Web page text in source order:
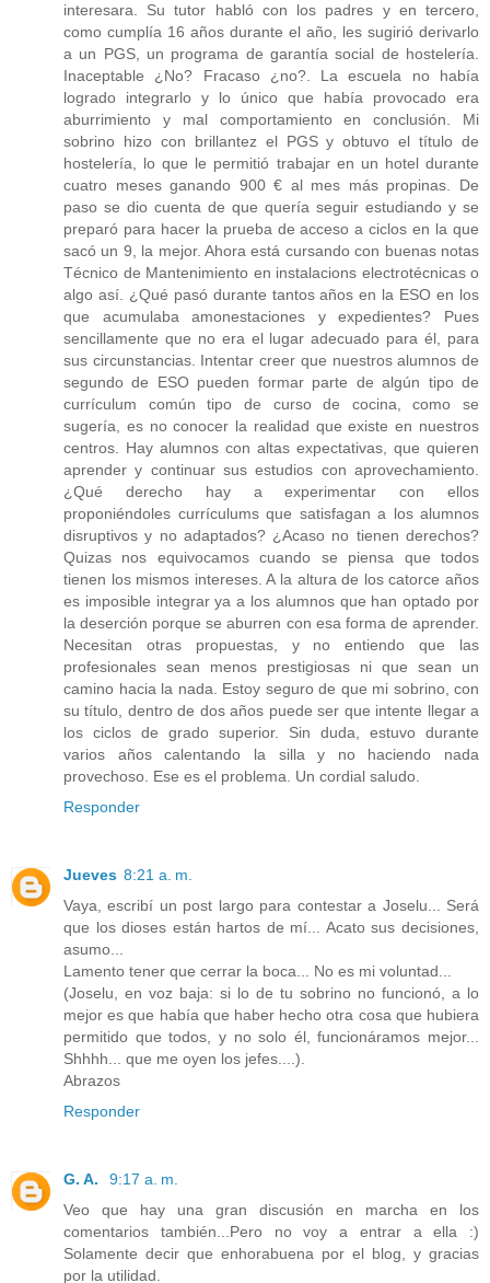
interesara. Su tutor habló con los padres y en tercero,
como cumplía 16 años durante el año, les sugirió derivarlo
a un PGS, un programa de garantía social de hostelería.
Inaceptable ¿No? Fracaso ¿no?. La escuela no había
logrado integrarlo y lo único que había provocado era
aburrimiento y mal comportamiento en conclusión. Mi
sobrino hizo con brillantez el PGS y obtuvo el título de
hostelería, lo que le permitió trabajar en un hotel durante
cuatro meses ganando 900 € al mes más propinas. De
paso se dio cuenta de que quería seguir estudiando y se
preparó para hacer la prueba de acceso a ciclos en la que
sacó un 9, la mejor. Ahora está cursando con buenas notas
Técnico de Mantenimiento en instalacions electrotécnicas o
algo así. ¿Qué pasó durante tantos años en la ESO en los
que acumulaba amonestaciones y expedientes? Pues
sencillamente que no era el lugar adecuado para él, para
sus circunstancias. Intentar creer que nuestros alumnos de
segundo de ESO pueden formar parte de algún tipo de
currículum común tipo de curso de cocina, como se
sugería, es no conocer la realidad que existe en nuestros
centros. Hay alumnos con altas expectativas, que quieren
aprender y continuar sus estudios con aprovechamiento.
¿Qué derecho hay a experimentar con ellos
proponiéndoles currículums que satisfagan a los alumnos
disruptivos y no adaptados? ¿Acaso no tienen derechos?
Quizas nos equivocamos cuando se piensa que todos
tienen los mismos intereses. A la altura de los catorce años
es imposible integrar ya a los alumnos que han optado por
la deserción porque se aburren con esa forma de aprender.
Necesitan otras propuestas, y no entiendo que las
profesionales sean menos prestigiosas ni que sean un
camino hacia la nada. Estoy seguro de que mi sobrino, con
su título, dentro de dos años puede ser que intente llegar a
los ciclos de grado superior. Sin duda, estuvo durante
varios años calentando la silla y no haciendo nada
provechoso. Ese es el problema. Un cordial saludo.
Responder
Jueves 8:21 a. m.
Vaya, escribí un post largo para contestar a Joselu... Será
que los dioses están hartos de mí... Acato sus decisiones,
asumo...
Lamento tener que cerrar la boca... No es mi voluntad...
(Joselu, en voz baja: si lo de tu sobrino no funcionó, a lo
mejor es que había que haber hecho otra cosa que hubiera
permitido que todos, y no solo él, funcionáramos mejor...
Shhhh... que me oyen los jefes....).
Abrazos
Responder
G. A.
9:17 a. m.
Veo que hay una gran discusión en marcha en los
comentarios también...Pero no voy a entrar a ella :)
Solamente decir que enhorabuena por el blog, y gracias
por la utilidad.